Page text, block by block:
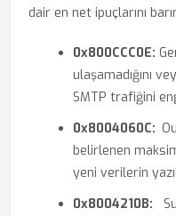
dair en net ipuçlarını
0x800CCC0E:
ulaşamadığını
SMTP trafiğini
0x8004060C:
belirlenen
yeni verilerin
0x8004210B: